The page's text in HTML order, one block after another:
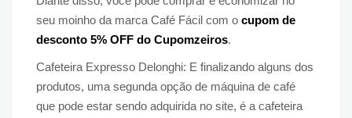
seu moinho da marca Café Fácil com o cupom de
desconto 5% OFF do Cupomzeiros.
Cafeteira Expresso Delonghi: E finalizando alguns dos
produtos, uma segunda opção de máquina de café
que pode estar sendo adquirida no site, é a cafeteira